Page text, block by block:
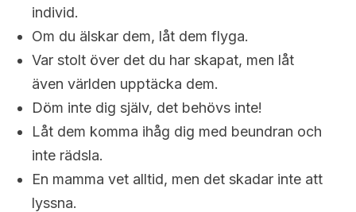
individ.
Om du älskar dem, låt dem flyga.
Var stolt över det du har skapat, men låt
även världen upptäcka dem.
Döm inte dig själv, det behövs inte!
Låt dem komma ihåg dig med beundran och
inte rädsla.
En mamma vet alltid, men det skadar inte att
lyssna.